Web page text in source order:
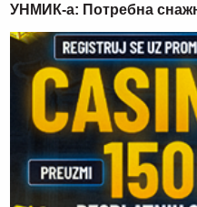
УНМИК-а: Потребна